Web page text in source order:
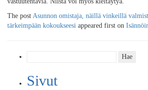
The post Asunnon omistaja, näillä vinkeillä
tärkeimpään kokoukseesi appeared first on
Sivut